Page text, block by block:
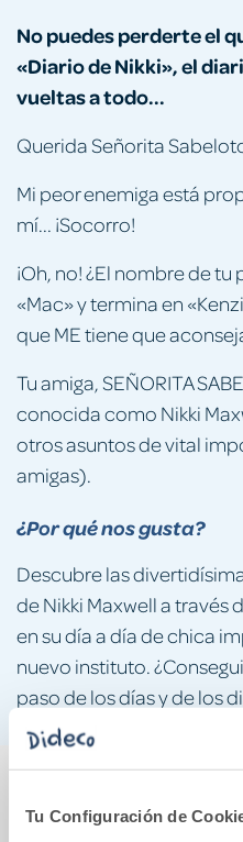
Tu Configuración de
No puedes perderte el
«Diario de Nikki», el
vueltas a todo...
Querida Señorita
Mi peor enemiga está
mí... ¡Socorro!
¡Oh, no! ¿El nombre de
«Mac» y termina en
que ME tiene que
Tu amiga, SEÑORITA
conocida como Nikki
otros asuntos de vital
amigas).
¿Por qué nos gusta?
Descubre las
de Nikki Maxwell a través
en su día a día de chica
nuevo instituto.
paso de los días y de los
También